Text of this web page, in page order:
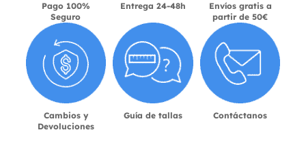
Pago 100%
Seguro
Entrega 24-48h
Envíos gratis a
partir de 50€
Cambios y
Devoluciones
Guía de tallas Contáctanos